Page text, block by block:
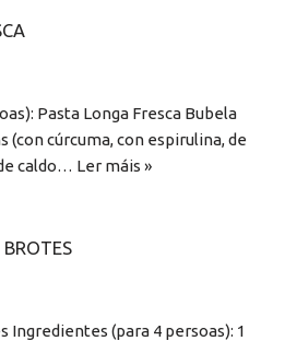
Pasta Longa Fresca Bubela
(con cúrcuma, con espirulina, de
caldo… Ler máis »
Ingredientes (para 4 persoas): 1